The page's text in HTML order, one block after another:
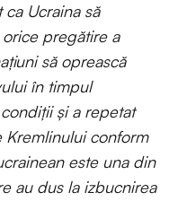
Ucraina să
pregătire a
să oprească
în timpul
și a repetat
Kremlinului conform
este una din
au dus la izbucnirea